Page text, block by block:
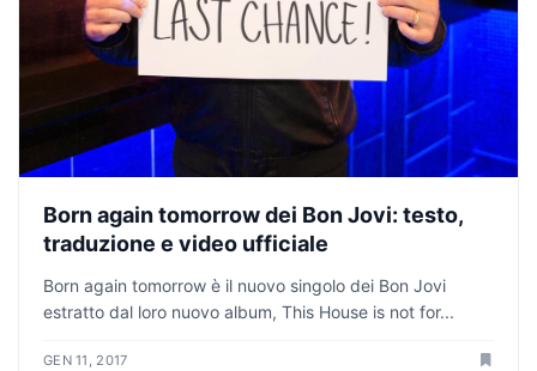
Born again tomorrow dei Bon Jovi: testo,
traduzione e video ufficiale
Born again tomorrow è il nuovo singolo dei Bon Jovi
estratto dal loro nuovo album, This House is not for...
GEN 11, 2017